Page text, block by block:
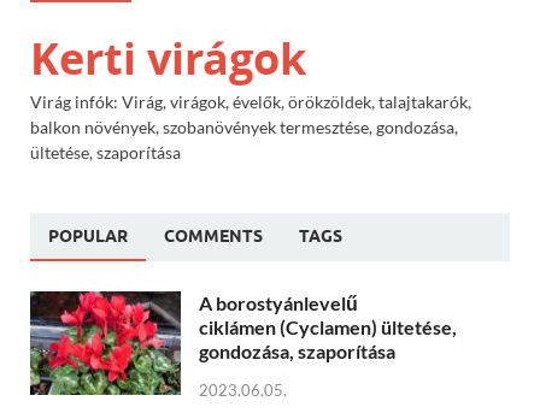
Kerti virágok
Virág infók: Virág, virágok, évelők, örökzöldek, talajtakarók,
balkon növények, szobanövények termesztése, gondozása,
ültetése, szaporítása
POPULAR COMMENTS TAGS
A borostyánlevelű
ciklámen (Cyclamen) ültetése,
gondozása, szaporítása
2023.06.05.